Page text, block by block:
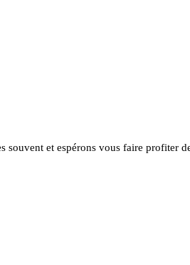
souvent et espérons vous faire profiter